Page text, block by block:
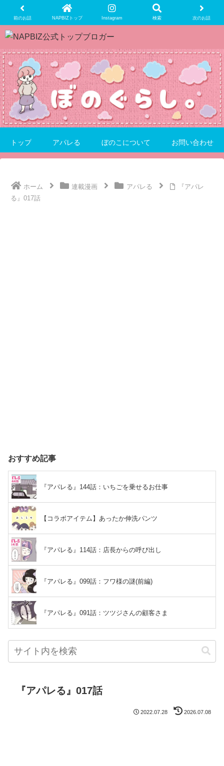
前のお話 NAPBIZトップ Instagram 検索 次のお話
トップ アパレる ぼのこについて お問い合わせ
ホーム 連載漫画 アパレる
『アパレ
る』017話
おすすめ記事
『アパレる』144話：いちごを乗せるお仕事
【コラボアイテム】あったか伸洗パンツ
『アパレる』114話：店長からの呼び出し
『アパレる』099話：フワ様の謎(前編)
『アパレる』091話：ツツジさんの顧客さま
『アパレる』017話
2022.07.28 2026.07.08